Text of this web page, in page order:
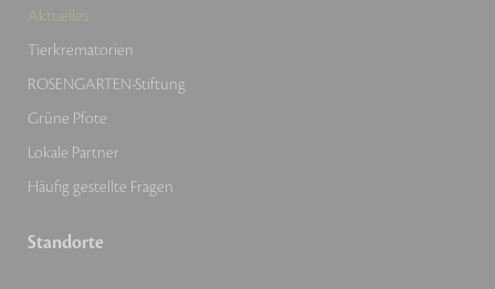
Aktuelles
Tierkrematorien
ROSENGARTEN-Stiftung
Grüne Pfote
Lokale Partner
Häufig gestellte Fragen
Standorte